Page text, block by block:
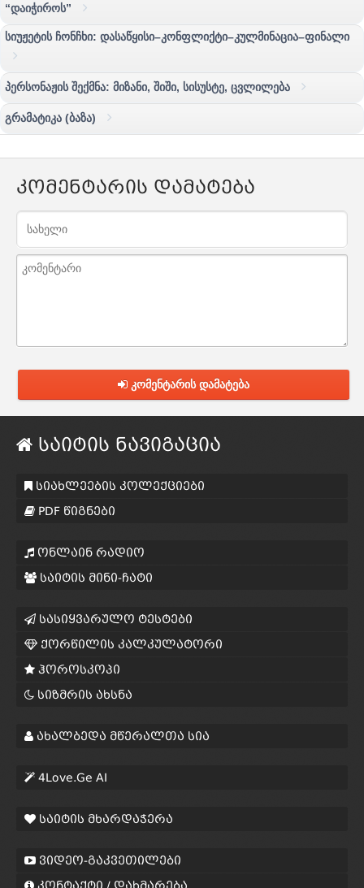
“დაიჭიროს”
სიუჟეტის ჩონჩხი: დასაწყისი–კონფლიქტი–კულმინაცია–ფინალი
პერსონაჟის შექმნა: მიზანი, შიში, სისუსტე, ცვლილება
გრამატიკა (ბაზა)
კომენტარის დამატება
კომენტარის დამატება
საიტის ნავიგაცია
სიახლეების კოლექციები
PDF წიგნები
ონლაინ რადიო
საიტის მინი-ჩატი
სასიყვარულო ტესტები
ქორწილის კალკულატორი
ჰოროსკოპი
სიზმრის ახსნა
ახალბედა მწერალთა სია
4Love.Ge AI
საიტის მხარდაჭერა
ვიდეო-გაკვეთილები